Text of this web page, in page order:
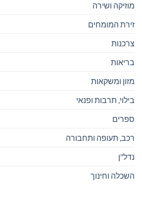
מוזיקה ושירה
זירת המומחים
צרכנות
בריאות
מזון ומשקאות
בילוי, תרבות ופנאי
ספרים
רכב, תעופה ותחבורה
נדל"ן
השכלה וחינוך